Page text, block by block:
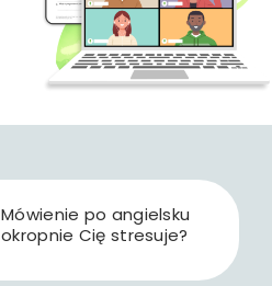
Mówienie po angielsku
okropnie Cię stresuje?